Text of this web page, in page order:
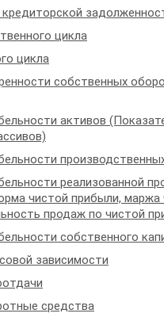
цикла
цикла
собственных
активов
реализованной
чистой прибыли, маржа
продаж по чистой
собственного
зависимости
средства